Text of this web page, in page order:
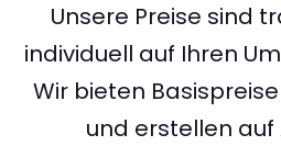
Unsere Preise sind
individuell auf Ihren
Wir bieten
und erstellen auf